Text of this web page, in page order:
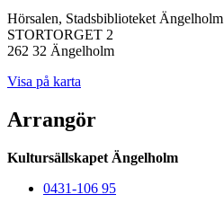
Hörsalen, Stadsbiblioteket Ängelholm
STORTORGET 2
262 32 Ängelholm
Visa på karta
Arrangör
Kultursällskapet Ängelholm
0431-106 95